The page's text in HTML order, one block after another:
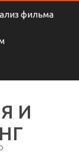
фильма
И